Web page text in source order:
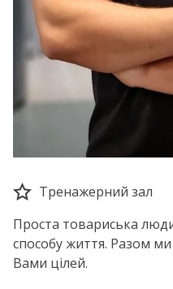
Тренажерний зал
Проста товариська
способу життя. Разом
Вами цілей.